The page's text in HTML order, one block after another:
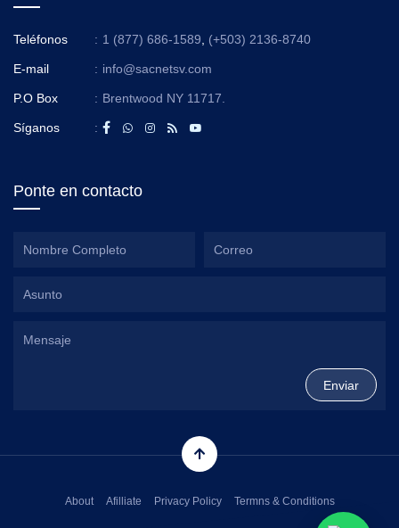
Teléfonos : 1 (877) 686-1589, (+503) 2136-8740
E-mail : info@sacnetsv.com
P.O Box : Brentwood NY 11717.
Síganos :
Ponte en contacto
About Afilliate Privacy Policy Termns & Conditions